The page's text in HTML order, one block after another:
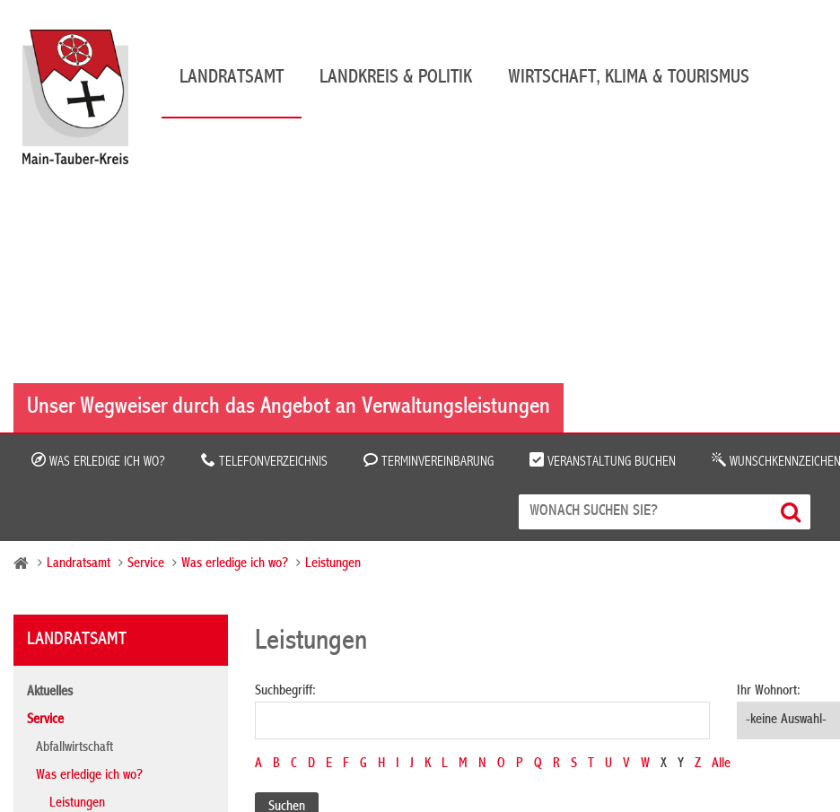
LANDRATSAMT LANDKREIS & POLITIK WIRTSCHAFT, KLIMA & TOURISMUS
Unser Wegweiser durch das Angebot an Verwaltungsleistungen
WAS ERLEDIGE ICH WO? TELEFONVERZEICHNIS TERMINVEREINBARUNG VERANSTALTUNG BUCHEN WUNSCHKENNZEICHEN
Landratsamt Service Was erledige ich wo? Leistungen
LANDRATSAMT
Aktuelles
Service
Abfallwirtschaft
Was erledige ich wo?
Leistungen
Leistungen
Suchbegriff: Ihr Wohnort:
A B C D E F G H I J K L M N O P Q R S T U V W X Y Z Alle